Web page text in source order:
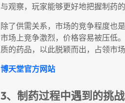
与观察，玩家能够更好地把握制药
除了供需关系，市场的竞争程度也
市场上竞争激烈，价格容易被压低
质的药品，以此脱颖而出，占领市
博天堂官方网站
3、制药过程中遇到的挑